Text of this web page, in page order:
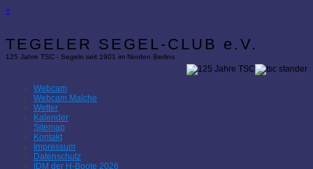
×
TEGELER SEGEL-CLUB e.V.
125 Jahre TSC - Segeln seit 1901 im Norden Berlins
Webcam
Webcam Malche
Wetter
Kalender
Sitemap
Kontakt
Impressum
Datenschutz
IDM der H-Boote 2026